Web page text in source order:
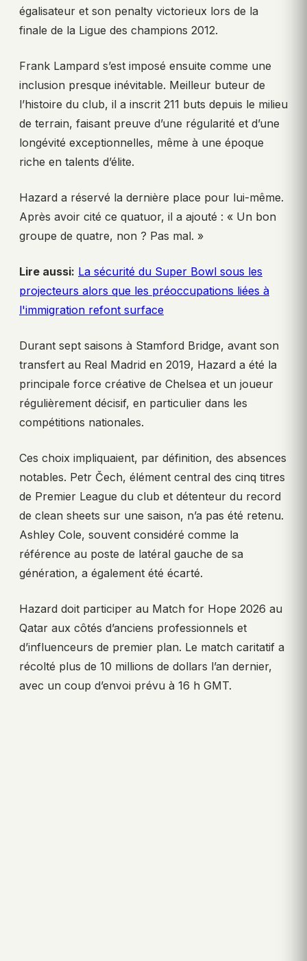
égalisateur et son penalty victorieux lors de la
finale de la Ligue des champions 2012.
Frank Lampard s’est imposé ensuite comme une
inclusion presque inévitable. Meilleur buteur de
l’histoire du club, il a inscrit 211 buts depuis le milieu
de terrain, faisant preuve d’une régularité et d’une
longévité exceptionnelles, même à une époque
riche en talents d’élite.
Hazard a réservé la dernière place pour lui-même.
Après avoir cité ce quatuor, il a ajouté : « Un bon
groupe de quatre, non ? Pas mal. »
Lire aussi: La sécurité du Super Bowl sous les
projecteurs alors que les préoccupations liées à
l'immigration refont surface
Durant sept saisons à Stamford Bridge, avant son
transfert au Real Madrid en 2019, Hazard a été la
principale force créative de Chelsea et un joueur
régulièrement décisif, en particulier dans les
compétitions nationales.
Ces choix impliquaient, par définition, des absences
notables. Petr Čech, élément central des cinq titres
de Premier League du club et détenteur du record
de clean sheets sur une saison, n’a pas été retenu.
Ashley Cole, souvent considéré comme la
référence au poste de latéral gauche de sa
génération, a également été écarté.
Hazard doit participer au Match for Hope 2026 au
Qatar aux côtés d’anciens professionnels et
d’influenceurs de premier plan. Le match caritatif a
récolté plus de 10 millions de dollars l’an dernier,
avec un coup d’envoi prévu à 16 h GMT.